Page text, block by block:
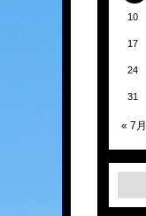
10
17
24
31
« 7月